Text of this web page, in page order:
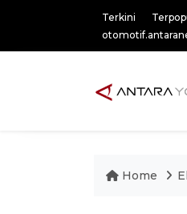
Terkini
Home